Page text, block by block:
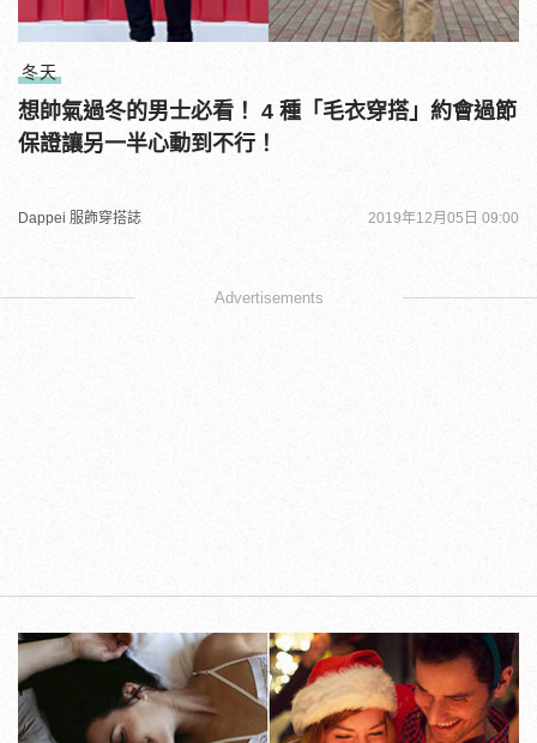
冬天
想帥氣過冬的男士必看！ 4 種「毛衣穿搭」約會過節
保證讓另一半心動到不行！
Dappei 服飾穿搭誌 2019年12月05日 09:00
Advertisements